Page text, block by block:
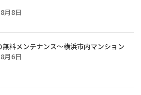
月8日
無料メンテナンス～横浜市内マンション
月6日